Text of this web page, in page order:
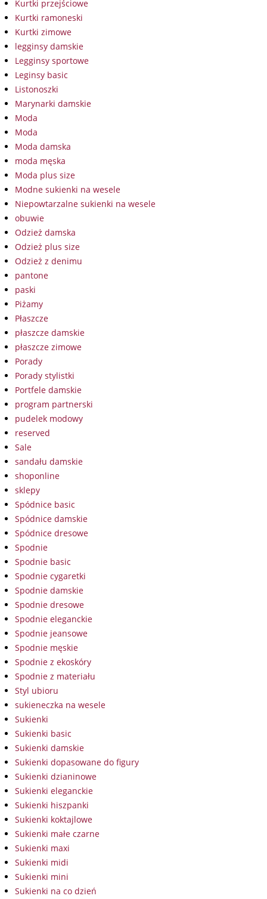
Kurtki przejściowe
Kurtki ramoneski
Kurtki zimowe
legginsy damskie
Legginsy sportowe
Leginsy basic
Listonoszki
Marynarki damskie
Moda
Moda
Moda damska
moda męska
Moda plus size
Modne sukienki na wesele
Niepowtarzalne sukienki na wesele
obuwie
Odzież damska
Odzież plus size
Odzież z denimu
pantone
paski
Piżamy
Płaszcze
płaszcze damskie
płaszcze zimowe
Porady
Porady stylistki
Portfele damskie
program partnerski
pudelek modowy
reserved
Sale
sandału damskie
shoponline
sklepy
Spódnice basic
Spódnice damskie
Spódnice dresowe
Spodnie
Spodnie basic
Spodnie cygaretki
Spodnie damskie
Spodnie dresowe
Spodnie eleganckie
Spodnie jeansowe
Spodnie męskie
Spodnie z ekoskóry
Spodnie z materiału
Styl ubioru
sukieneczka na wesele
Sukienki
Sukienki basic
Sukienki damskie
Sukienki dopasowane do figury
Sukienki dzianinowe
Sukienki eleganckie
Sukienki hiszpanki
Sukienki koktajlowe
Sukienki małe czarne
Sukienki maxi
Sukienki midi
Sukienki mini
Sukienki na co dzień